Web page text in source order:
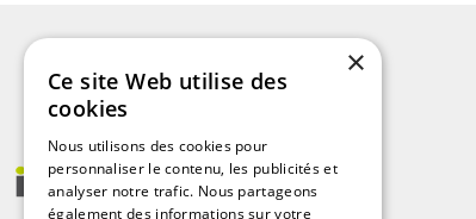
×
Ce site Web utilise des
cookies
Nous utilisons des cookies pour
personnaliser le contenu, les publicités et
analyser notre trafic. Nous partageons
également des informations sur votre